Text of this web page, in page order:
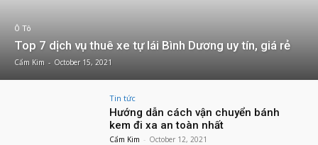
Ô Tô
Top 7 dịch vụ thuê xe tự lái Bình Dương uy tín, giá rẻ
Cẩm Kim - October 15, 2021
Tin tức
Hướng dẫn cách vận chuyển bánh
kem đi xa an toàn nhất
Cẩm Kim - October 12, 2021